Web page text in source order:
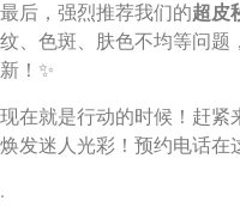
最后，强烈推荐我们的超皮
纹、色斑、肤色不均等问题
新！✨
现在就是行动的时候！赶紧
焕发迷人光彩！预约电话在
.